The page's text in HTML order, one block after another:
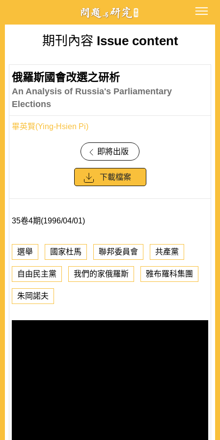
期刊內容 Issue content
俄羅斯國會改選之研析
An Analysis of Russia's Parliamentary
Elections
畢英賢(Ying-Hsien Pi)
即將出版
下載檔案
35卷4期(1996/04/01)
選舉 國家杜馬 聯邦委員會 共產黨
自由民主黨 我們的家俄羅斯 雅布羅科集團
朱岡諾夫